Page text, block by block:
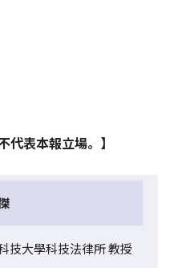
代表本報立場。】
技大學科技法律所 教授